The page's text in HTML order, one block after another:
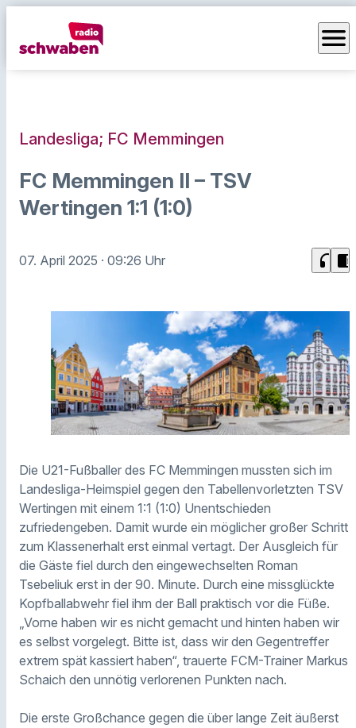
menu
Landesliga; FC Memmingen
FC Memmingen II – TSV
Wertingen 1:1 (1:0)
07. April 2025 · 09:26 Uhr headphones chrome_reader_mode
Die U21-Fußballer des FC Memmingen mussten sich im
Landesliga-Heimspiel gegen den Tabellenvorletzten TSV
Wertingen mit einem 1:1 (1:0) Unentschieden
zufriedengeben. Damit wurde ein möglicher großer Schritt
zum Klassenerhalt erst einmal vertagt. Der Ausgleich für
die Gäste fiel durch den eingewechselten Roman
Tsebeliuk erst in der 90. Minute. Durch eine missglückte
Kopfballabwehr fiel ihm der Ball praktisch vor die Füße.
„Vorne haben wir es nicht gemacht und hinten haben wir
es selbst vorgelegt. Bitte ist, dass wir den Gegentreffer
extrem spät kassiert haben“, trauerte FCM-Trainer Markus
Schaich den unnötig verlorenen Punkten nach.
Die erste Großchance gegen die über lange Zeit äußerst